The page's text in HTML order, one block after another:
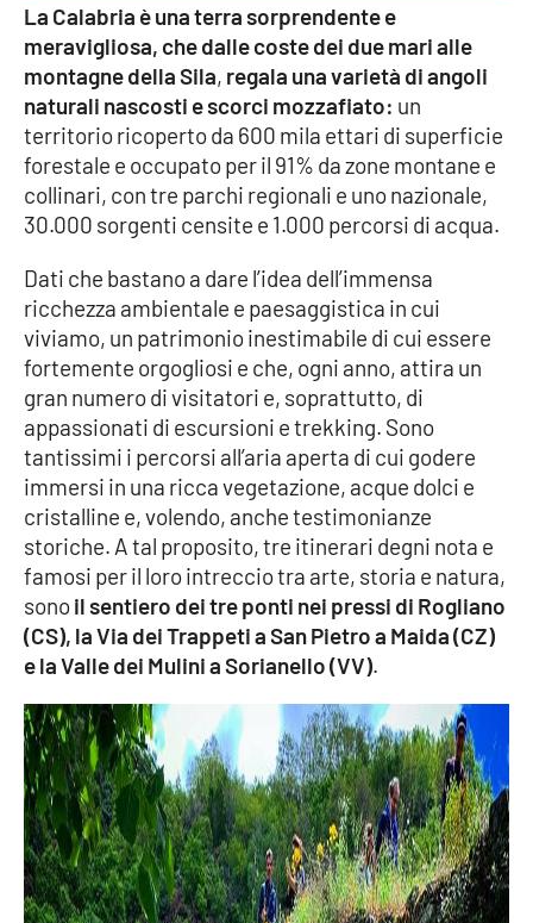
VIDEO
Ambiente
Cronaca
Economia e Lavoro
Politica
Sanità
Società
Sport
RUBRICHE
Parchi Marini Calabria
Leggendo Alvaro insieme
Imprese Di Calabria
La Calabria è una terra sorprendente e
meravigliosa, che dalle coste dei due mari alle
montagne della Sila, regala una varietà di angoli
naturali nascosti e scorci mozzafiato: un
territorio ricoperto da 600 mila ettari di superficie
forestale e occupato per il 91% da zone montane e
collinari, con tre parchi regionali e uno nazionale,
30.000 sorgenti censite e 1.000 percorsi di acqua.
Dati che bastano a dare l’idea dell’immensa
ricchezza ambientale e paesaggistica in cui
viviamo, un patrimonio inestimabile di cui essere
fortemente orgogliosi e che, ogni anno, attira un
gran numero di visitatori e, soprattutto, di
appassionati di escursioni e trekking. Sono
tantissimi i percorsi all’aria aperta di cui godere
immersi in una ricca vegetazione, acque dolci e
cristalline e, volendo, anche testimonianze
storiche. A tal proposito, tre itinerari degni nota e
famosi per il loro intreccio tra arte, storia e natura,
sonoil sentiero dei tre ponti nei pressi di Rogliano
(CS), la Via dei Trappeti a San Pietro a Maida (CZ)
e la Valle dei Mulini a Sorianello (VV).